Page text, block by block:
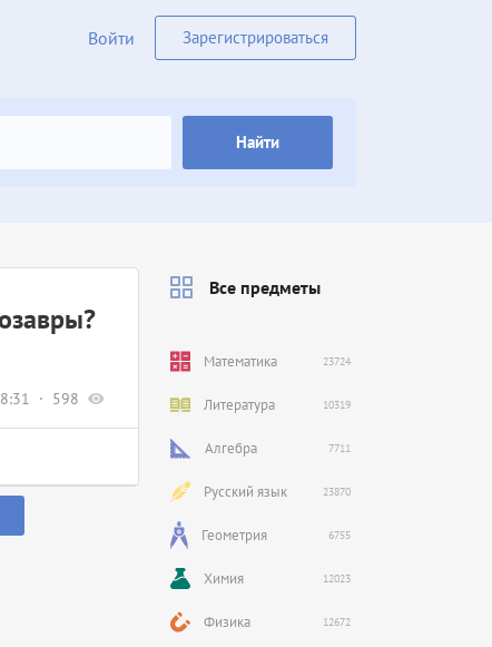
Войти Зарегистрироваться
Найти
598
Все предметы
Математика 23724
Литература 10319
Алгебра 7711
Русский язык 23870
Геометрия 6755
Химия 12023
Физика 12672